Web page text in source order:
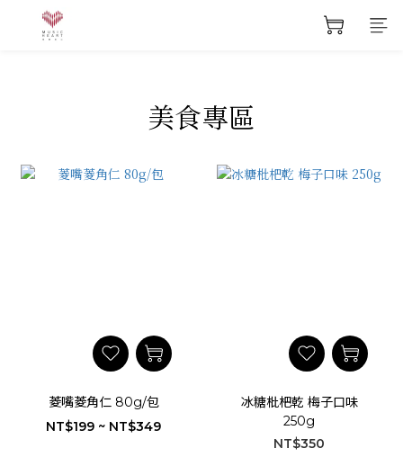
美食專區
菱嘴菱角仁 80g/包
NT$199 ~ NT$349
冰糖枇杷乾 梅子口味
250g
NT$350